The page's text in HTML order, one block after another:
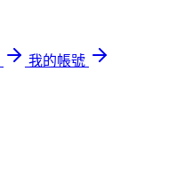
我的帳號